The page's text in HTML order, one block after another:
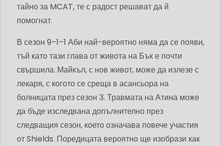
тайно за MCAT, те с радост решават да й
помогнат.
В сезон 9–1–1 Аби най-вероятно няма да се появи,
тъй като тази глава от живота на Бък е почти
свършила. Майкъл, с нов живот, може да излезе с
лекаря, с когото се среща в асансьора на
болницата през сезон 3. Травмата на Атина може
да бъде изследвана допълнително през
следващия сезон, което означава повече участия
от Shields. Поредицата вероятно ще изобрази как